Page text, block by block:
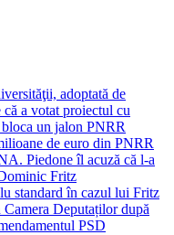
adoptată de
a votat proiectul cu
un jalon PNRR
de euro din PNRR
Piedone îl acuză că l-a
Fritz
standard în cazul lui Fritz
Deputaților după
PSD